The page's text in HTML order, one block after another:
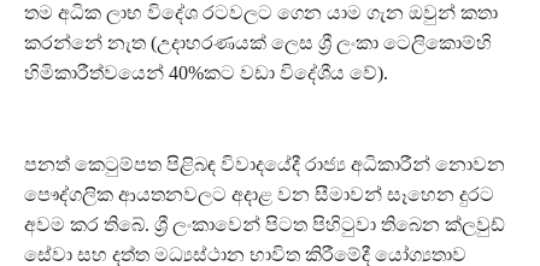
තම අධික ලාභ විදේශ රටවලට ගෙන යාම ගැන ඔවුන් කතා
කරන්නේ නැත (උදාහරණයක් ලෙස ශ්‍රී ලංකා ටෙලිකොම්හි
හිමිකාරීත්වයෙන් 40%කට වඩා විදේශීය වේ).
පනත් කෙටුම්පත පිළිබඳ විවාදයේදී රාජ්‍ය අධිකාරීන් නොවන
පෞද්ගලික ආයතනවලට අදාළ වන සීමාවන් සෑහෙන දුරට
අවම කර තිබේ. ශ්‍රී ලංකාවෙන් පිටත පිහිටුවා තිබෙන ක්ලවුඩ්
සේවා සහ දත්ත මධ්‍යස්ථාන භාවිත කිරීමේදී යෝග්‍යතාව